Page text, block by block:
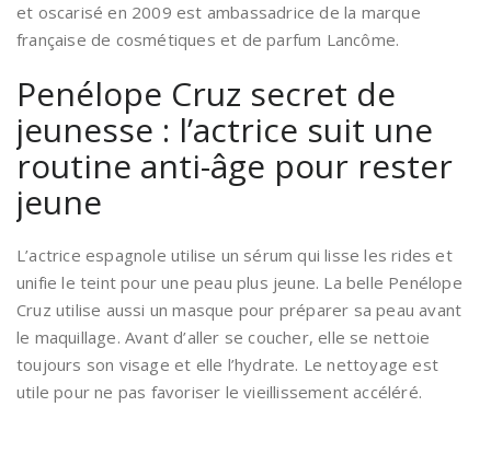
et oscarisé en 2009 est ambassadrice de la marque
française de cosmétiques et de parfum Lancôme.
Penélope Cruz secret de
jeunesse : l’actrice suit une
routine anti-âge pour rester
jeune
L’actrice espagnole utilise un sérum qui lisse les rides et
unifie le teint pour une peau plus jeune. La belle Penélope
Cruz utilise aussi un masque pour préparer sa peau avant
le maquillage. Avant d’aller se coucher, elle se nettoie
toujours son visage et elle l’hydrate. Le nettoyage est
utile pour ne pas favoriser le vieillissement accéléré.